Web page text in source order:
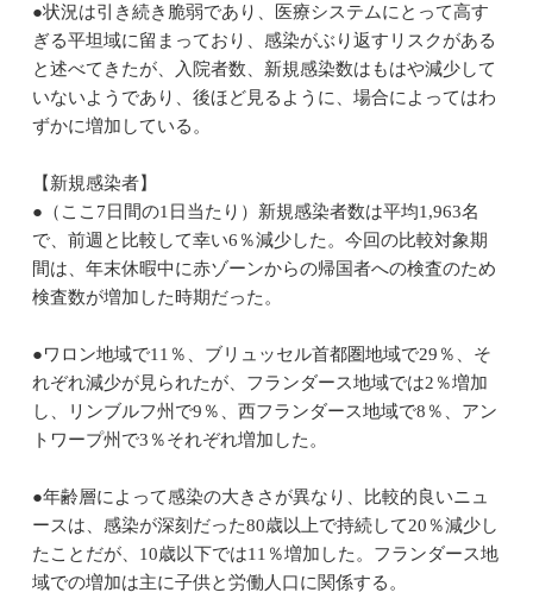
●状況は引き続き脆弱であり、医療システムにとって高す
ぎる平坦域に留まっており、感染がぶり返すリスクがある
と述べてきたが、入院者数、新規感染数はもはや減少して
いないようであり、後ほど見るように、場合によってはわ
ずかに増加している。
【新規感染者】
●（ここ7日間の1日当たり）新規感染者数は平均1,963名
で、前週と比較して幸い6％減少した。今回の比較対象期
間は、年末休暇中に赤ゾーンからの帰国者への検査のため
検査数が増加した時期だった。
●ワロン地域で11％、ブリュッセル首都圏地域で29％、そ
れぞれ減少が見られたが、フランダース地域では2％増加
し、リンブルフ州で9％、西フランダース地域で8％、アン
トワープ州で3％それぞれ増加した。
●年齢層によって感染の大きさが異なり、比較的良いニュ
ースは、感染が深刻だった80歳以上で持続して20％減少し
たことだが、10歳以下では11％増加した。フランダース地
域での増加は主に子供と労働人口に関係する。